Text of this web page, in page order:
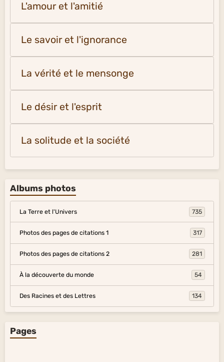
L'amour et l'amitié
Le savoir et l'ignorance
La vérité et le mensonge
Le désir et l'esprit
La solitude et la société
Albums photos
La Terre et l'Univers 735
Photos des pages de citations 1 317
Photos des pages de citations 2 281
À la découverte du monde 54
Des Racines et des Lettres 134
Pages